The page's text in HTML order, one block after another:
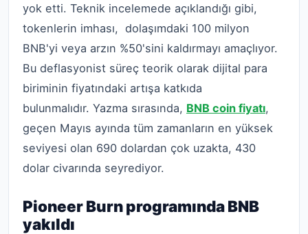
yok etti. Teknik incelemede açıklandığı gibi,
tokenlerin imhası, dolaşımdaki 100 milyon
BNB'yi veya arzın %50'sini kaldırmayı amaçlıyor.
Bu deflasyonist süreç teorik olarak dijital para
biriminin fiyatındaki artışa katkıda
bulunmalıdır. Yazma sırasında, BNB coin fiyatı,
geçen Mayıs ayında tüm zamanların en yüksek
seviyesi olan 690 dolardan çok uzakta, 430
dolar civarında seyrediyor.
Pioneer Burn programında BNB
yakıldı